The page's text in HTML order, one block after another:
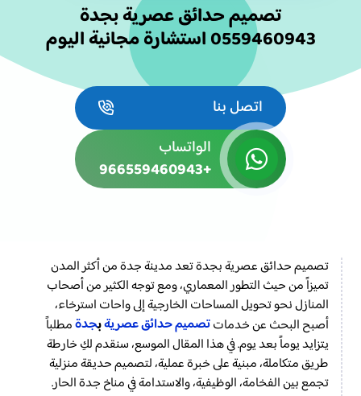
تصميم حدائق عصرية بجدة
0559460943 استشارة مجانية اليوم
اتصل بنا
الواتساب
+966559460943
تصميم حدائق عصرية بجدة تعد مدينة جدة من أكثر المدن
تميزاً من حيث التطور المعماري، ومع توجه الكثير من أصحاب
المنازل نحو تحويل المساحات الخارجية إلى واحات استرخاء،
أصبح البحث عن خدماتتصميم حدائق عصريةبجدةمطلباً
يتزايد يوماً بعد يوم. في هذا المقال الموسع، سنقدم لكِ خارطة
طريق متكاملة، مبنية على خبرة عملية، لتصميم حديقة منزلية
تجمع بين الفخامة، الوظيفية، والاستدامة في مناخ جدة الحار.